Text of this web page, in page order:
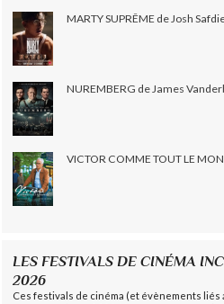
MARTY SUPRÊME de Josh
NUREMBERG de James
VICTOR COMME TOUT LE
LES FESTIVALS DE CINÉMA
2026
Ces festivals de cinéma (et évènements liés